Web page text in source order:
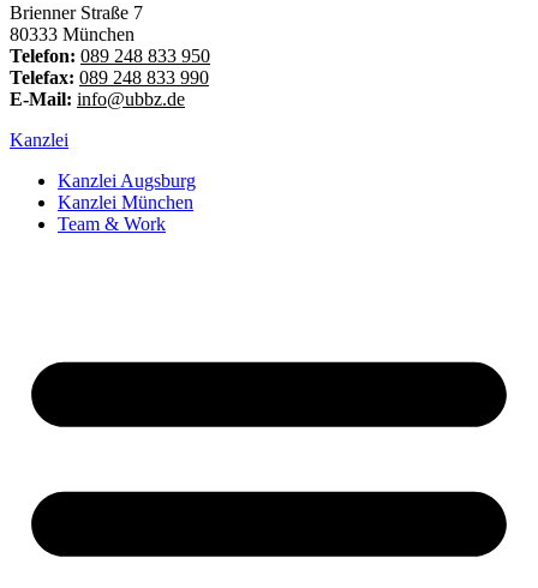
Brienner Straße 7
80333 München
Telefon: 089 248 833 950
Telefax: 089 248 833 990
E-Mail: info@ubbz.de
Kanzlei
Kanzlei Augsburg
Kanzlei München
Team & Work